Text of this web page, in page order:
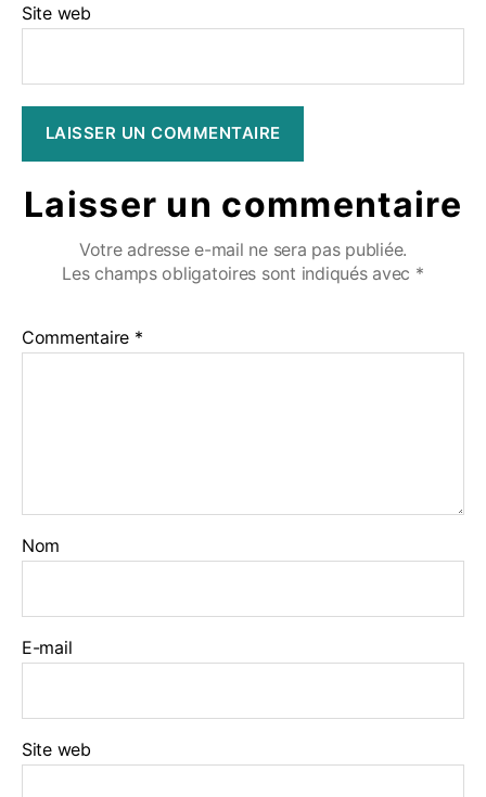
Site web
Laisser un commentaire
Votre adresse e-mail ne sera pas publiée.
Les champs obligatoires sont indiqués avec *
Commentaire *
Nom
E-mail
Site web